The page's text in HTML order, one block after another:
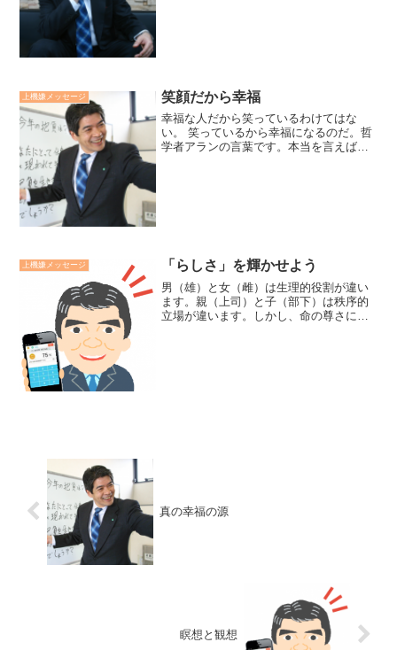
上機嫌メッセージ 笑顔だから幸福
幸福な人だから笑っているわけてはな
い。 笑っているから幸福になるのだ。哲
学者アランの言葉です。本当を言えば、
上機嫌メッセージ 「らしさ」を輝かせよう
男（雄）と女（雌）は生理的役割が違い
ます。親（上司）と子（部下）は秩序的
立場が違います。しかし、命の尊さにお
真の幸福の源
瞑想と観想